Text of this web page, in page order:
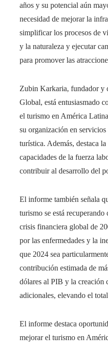
años y su potencial aún
necesidad de mejorar la
simplificar los procesos de
y la naturaleza y ejecutar
para promover las
Zubin Karkaria, fundador y
Global, está entusiasmado
el turismo en América
su organización en
turística. Además, destaca
capacidades de la fuerza
contribuir al desarrollo del
El informe también señala
turismo se está recuperando
crisis financiera global de
por las enfermedades y la
que 2024 sea
contribución estimada de
dólares al PIB y la creación
adicionales, elevando el
El informe destaca
mejorar el turismo en